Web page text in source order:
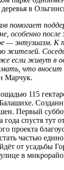
в
помогает
особенно
— энтузиазм.
жителей.
если живут в
что вносит
Марчук.
115
Первый
года спустя тут
проекта
частью
от усадьбы
в